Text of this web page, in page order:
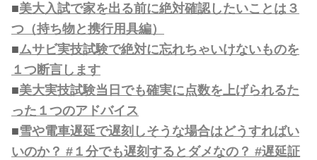
■美大入試で家を出る前に絶対確認したいことは３
つ（持ち物と携行用具編）
■ムサビ実技試験で絶対に忘れちゃいけないものを
１つ断言します
■美大実技試験当日でも確実に点数を上げられるた
った１つのアドバイス
■雪や電車遅延で遅刻しそうな場合はどうすればい
いのか？ #１分でも遅刻するとダメなの？ #遅延証